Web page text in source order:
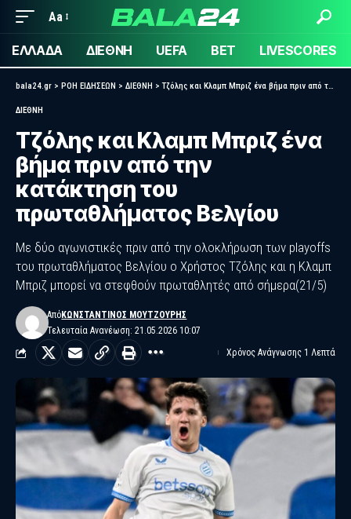
Aa
ΕΛΛΑΔΑ ΔΙΕΘΝΗ UEFA BET LIVESCORES
bala24.gr > ΡΟΗ ΕΙΔΗΣΕΩΝ > ΔΙΕΘΝΗ >Τζόλης και Κλαμπ Μπριζ ένα βήμα πριν από την κατάκτηση του πρωταθλήματος Βελγίου
ΔΙΕΘΝΗ
Τζόλης και Κλαμπ Μπριζ ένα
βήμα πριν από την
κατάκτηση του
πρωταθλήματος Βελγίου
Με δύο αγωνιστικές πριν από την ολοκλήρωση των playoffs
του πρωταθλήματος Βελγίου ο Χρήστος Τζόλης και η Κλαμπ
Μπριζ μπορεί να στεφθούν πρωταθλητές από σήμερα(21/5)
Τελευταία Ανανέωση: 21.05.2026 10:07
ΑπόΚΩΝΣΤΑΝΤΊΝΟΣ ΜΟΥΤΖΟΎΡΗΣ
Χρόνος Ανάγνωσης 1 Λεπτά